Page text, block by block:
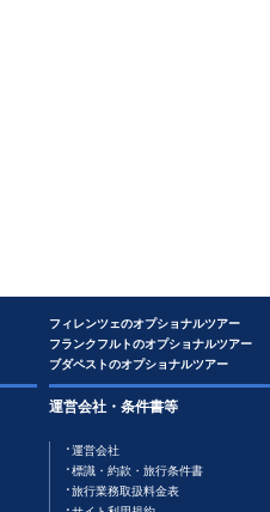
フィレンツェのオプショナルツアー
フランクフルトのオプショナルツアー
ブダペストのオプショナルツアー
運営会社・条件書等
運営会社
標識・約款・旅行条件書
旅行業務取扱料金表